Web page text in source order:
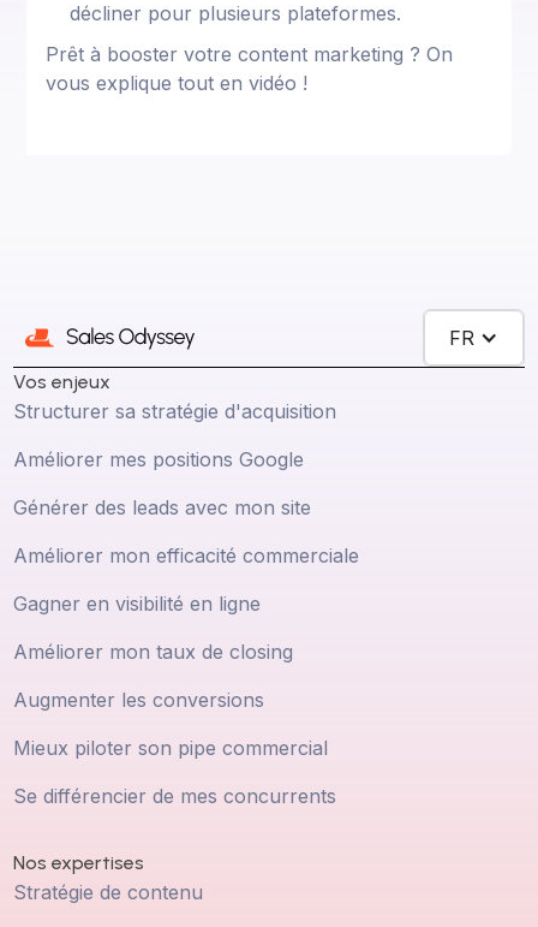
décliner pour plusieurs plateformes.
Prêt à booster votre content marketing ? On
vous explique tout en vidéo !
FR
Vos enjeux
Structurer sa stratégie d'acquisition
Améliorer mes positions Google
Générer des leads avec mon site
Améliorer mon efficacité commerciale
Gagner en visibilité en ligne
Améliorer mon taux de closing
Augmenter les conversions
Mieux piloter son pipe commercial
Se différencier de mes concurrents
Nos expertises
Stratégie de contenu